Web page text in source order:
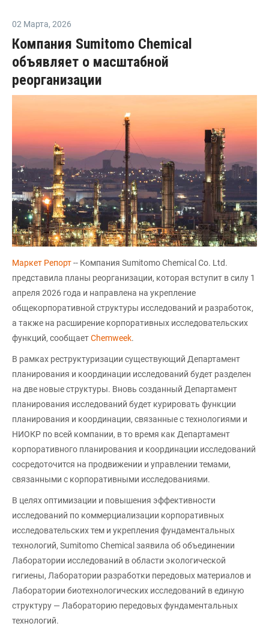
02 Марта, 2026
Компания Sumitomo Chemical
объявляет о масштабной
реорганизации
Маркет Репорт-- Компания Sumitomo Chemical Co. Ltd.
представила планы реорганизации, которая вступит в силу 1
апреля 2026 года и направлена на укрепление
общекорпоративной структуры исследований и разработок,
а также на расширение корпоративных исследовательских
функций, сообщаетChemweek.
В рамках реструктуризации существующий Департамент
планирования и координации исследований будет разделен
на две новые структуры. Вновь созданный Департамент
планирования исследований будет курировать функции
планирования и координации, связанные с технологиями и
НИОКР по всей компании, в то время как Департамент
корпоративного планирования и координации исследований
сосредоточится на продвижении и управлении темами,
связанными с корпоративными исследованиями.
В целях оптимизации и повышения эффективности
исследований по коммерциализации корпоративных
исследовательских тем и укрепления фундаментальных
технологий, Sumitomo Chemical заявила об объединении
Лаборатории исследований в области экологической
гигиены, Лаборатории разработки передовых материалов и
Лаборатории биотехнологических исследований в единую
структуру — Лабораторию передовых фундаментальных
технологий.